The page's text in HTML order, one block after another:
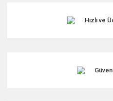
Ürün resmi kalitesiz, bozuk
Ürün fiyatı diğer sitelerden
Hızlı ve